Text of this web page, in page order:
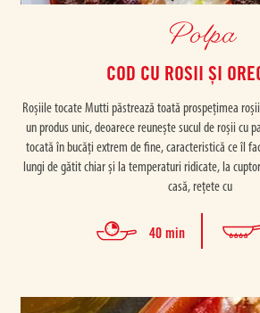
Polpa
COD CU ROSII ȘI
Roșiile tocate Mutti păstrează toată prospețimea
un produs unic, deoarece reunește sucul de roșii cu
tocată în bucăți extrem de fine, caracteristică ce îl
lungi de gătit chiar și la temperaturi ridicate, la
casă, rețete cu
40 min